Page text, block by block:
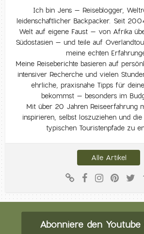
Ich bin Jens – Reiseblogger,
leidenschaftlicher Backpacker. Seit
Welt auf eigene Faust – von Afrika
Südostasien – und teile auf
meine echten
Meine Reiseberichte basieren auf
intensiver Recherche und vielen
ehrliche, praxisnahe Tipps für
bekommst – besonders im
Mit über 20 Jahren Reiseerfahrung
inspirieren, selbst loszuziehen und
typischen Touristenpfade zu
Alle Artikel
Abonniere den Youtube